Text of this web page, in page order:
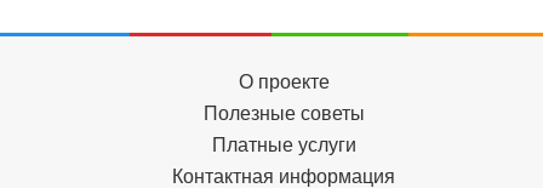
О проекте
Полезные советы
Платные услуги
Контактная информация